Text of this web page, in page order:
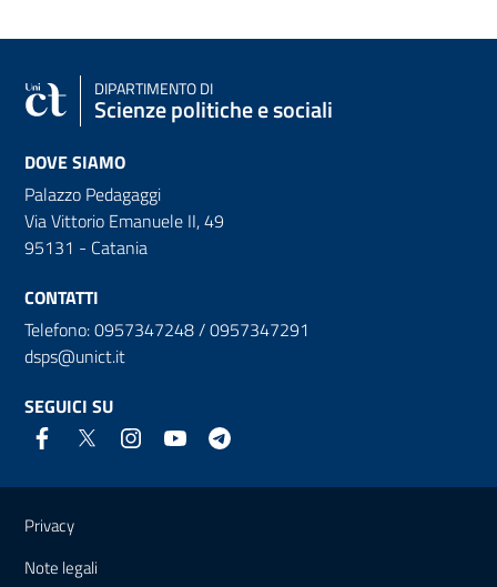
DIPARTIMENTO DI
Scienze politiche e sociali
DOVE SIAMO
Palazzo Pedagaggi
Via Vittorio Emanuele II, 49
95131 - Catania
CONTATTI
Telefono: 0957347248 / 0957347291
dsps@unict.it
SEGUICI SU
Link e informazioni utili
Privacy
Note legali